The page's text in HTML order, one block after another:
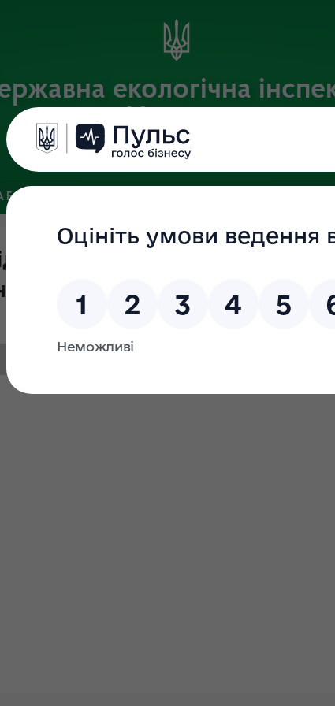
екологічна
України
Офіційний веб-портал Державної екологічної інспекції України
19.04.2019 №138 "Про